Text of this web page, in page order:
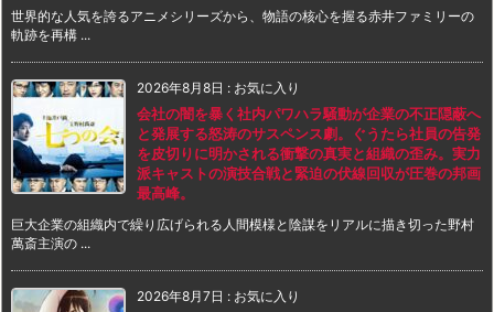
世界的な人気を誇るアニメシリーズから、物語の核心を握る赤井ファミリーの
軌跡を再構 ...
2026年8月8日 : お気に入り
会社の闇を暴く社内パワハラ騒動が企業の不正隠蔽へ
と発展する怒涛のサスペンス劇。ぐうたら社員の告発
を皮切りに明かされる衝撃の真実と組織の歪み。実力
派キャストの演技合戦と緊迫の伏線回収が圧巻の邦画
最高峰。
巨大企業の組織内で繰り広げられる人間模様と陰謀をリアルに描き切った野村
萬斎主演の ...
2026年8月7日 : お気に入り